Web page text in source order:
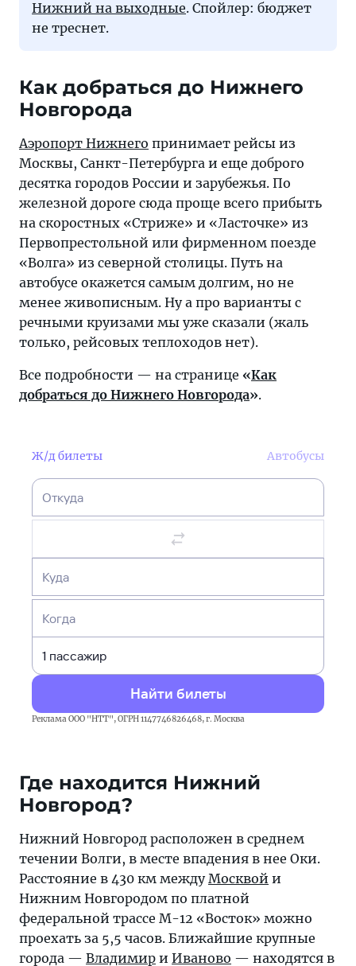
Нижний на выходные. Спойлер: бюджет
не треснет.
Как добраться до Нижнего
Новгорода
Аэропорт Нижнего принимает рейсы из
Москвы, Санкт-Петербурга и еще доброго
десятка городов России и зарубежья. По
железной дороге сюда проще всего прибыть
на скоростных «Стриже» и «Ласточке» из
Первопрестольной или фирменном поезде
«Волга» из северной столицы. Путь на
автобусе окажется самым долгим, но не
менее живописным. Ну а про варианты с
речными круизами мы уже сказали (жаль
только, рейсовых теплоходов нет).
Все подробности — на странице «Как
добраться до Нижнего Новгорода».
Ж/д билеты Автобусы
Откуда
Куда
Когда
Найти билеты
Реклама ООО "НТТ", ОГРН 1147746826468, г. Москва
Где находится Нижний
Новгород?
Нижний Новгород расположен в среднем
течении Волги, в месте впадения в нее Оки.
Расстояние в 430 км междуМосквой и
Нижним Новгородом по платной
федеральной трассе М-12 «Восток» можно
проехать за 5,5 часов. Ближайшие крупные
города — Владимир и Иваново — находятся в